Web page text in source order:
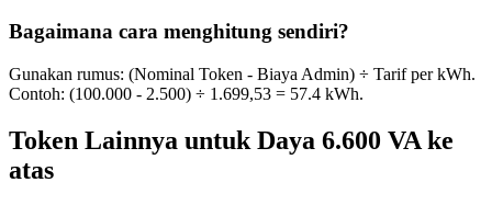
Bagaimana cara menghitung sendiri?
Gunakan rumus: (Nominal Token - Biaya Admin) ÷ Tarif per kWh.
Contoh: (100.000 - 2.500) ÷ 1.699,53 = 57.4 kWh.
Token Lainnya untuk Daya 6.600 VA ke
atas